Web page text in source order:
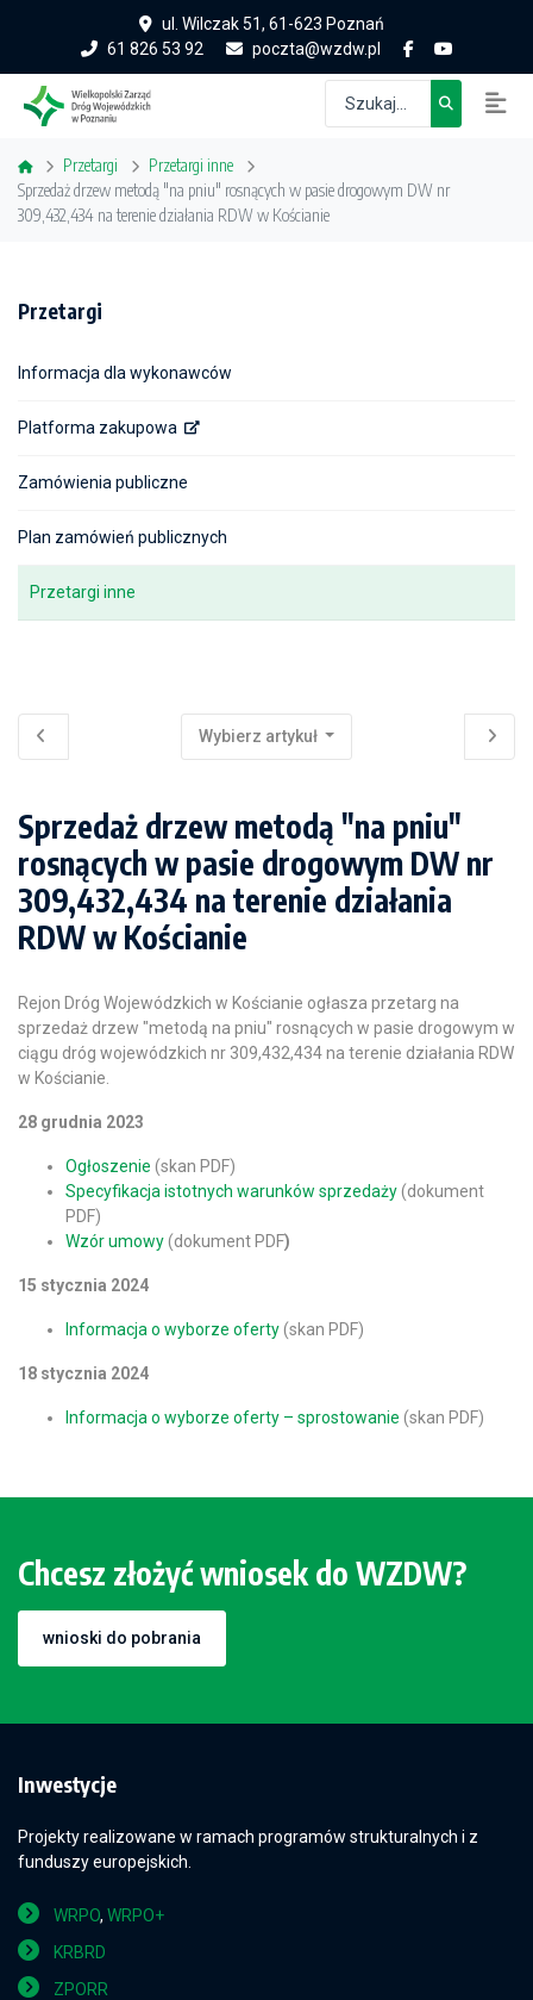
ul. Wilczak 51, 61-623 Poznań
61 826 53 92
poczta@wzdw.pl
Przetargi
Przetargi inne
Sprzedaż drzew metodą "na pniu" rosnących w pasie drogowym DW nr
309,432,434 na terenie działania RDW w Kościanie
Przetargi
Informacja dla wykonawców
Platforma zakupowa
Zamówienia publiczne
Plan zamówień publicznych
Przetargi inne
Wybierz artykuł
Sprzedaż drzew metodą "na pniu"
rosnących w pasie drogowym DW nr
309,432,434 na terenie działania
RDW w Kościanie
Rejon Dróg Wojewódzkich w Kościanie ogłasza przetarg na
sprzedaż drzew "metodą na pniu" rosnących w pasie drogowym w
ciągu dróg wojewódzkich nr 309,432,434 na terenie działania RDW
w Kościanie.
28 grudnia 2023
Ogłoszenie (skan PDF)
Specyfikacja istotnych warunków sprzedaży(dokument
PDF)
Wzór umowy(dokument PDF)
15 stycznia 2024
Informacja o wyborze oferty(skan PDF)
18 stycznia 2024
Informacja o wyborze oferty – sprostowanie (skan PDF)
Chcesz złożyć wniosek do WZDW?
wnioski do pobrania
Inwestycje
Projekty realizowane w ramach programów strukturalnych i z
funduszy europejskich.
WRPO, WRPO+
KRBRD
ZPORR